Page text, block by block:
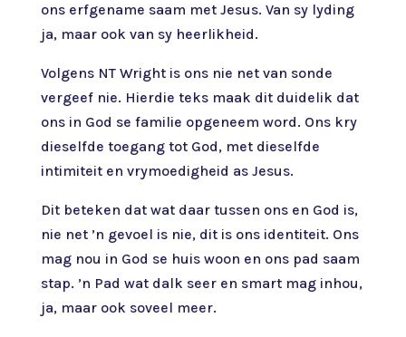
ons erfgename saam met Jesus. Van sy lyding
ja, maar ook van sy heerlikheid.
Volgens NT Wright is ons nie net van sonde
vergeef nie. Hierdie teks maak dit duidelik dat
ons in God se familie opgeneem word. Ons kry
dieselfde toegang tot God, met dieselfde
intimiteit en vrymoedigheid as Jesus.
Dit beteken dat wat daar tussen ons en God is,
nie net ’n gevoel is nie, dit is ons identiteit. Ons
mag nou in God se huis woon en ons pad saam
stap. ’n Pad wat dalk seer en smart mag inhou,
ja, maar ook soveel meer.